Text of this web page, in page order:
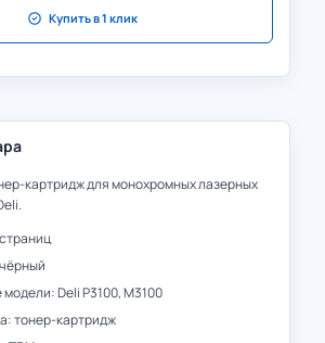
Купить в 1 клик
картридж для монохромных лазерных
Deli P3100, M3100
тонер-картридж